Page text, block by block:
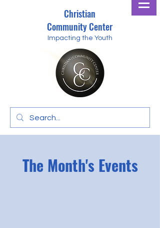
Christian
Community Center
Impacting the Youth
The Month's Events